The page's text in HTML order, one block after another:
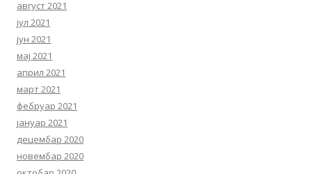
август 2021
јул 2021
јун 2021
мај 2021
април 2021
март 2021
фебруар 2021
јануар 2021
децембар 2020
новембар 2020